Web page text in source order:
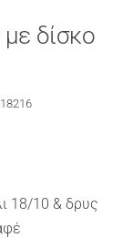
δίσκο
18/10 & δρυς